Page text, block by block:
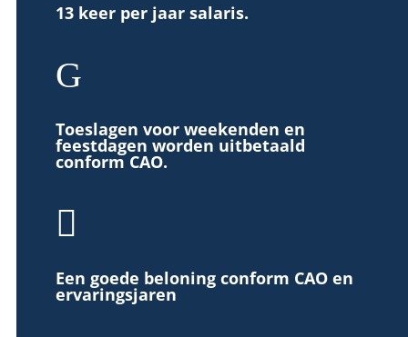
13 keer per jaar salaris.
G
Toeslagen voor weekenden en
feestdagen worden uitbetaald
conform CAO.

Een goede beloning conform CAO en
ervaringsjaren